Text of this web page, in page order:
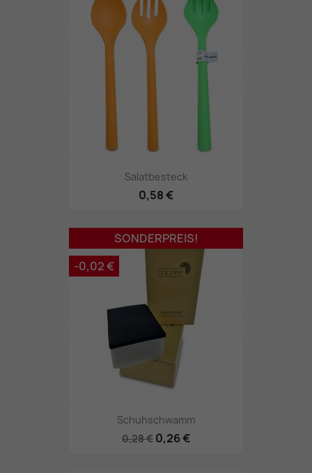
Salatbesteck
0,58 €
Schuhschwamm
0,28 € 0,26 €
SONDERPREIS!
-0,02 €